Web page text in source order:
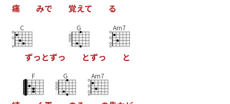
痛 みで 覚えて る
C
ずっ とずっ
G
とずっ
Am7
と
F G Am7